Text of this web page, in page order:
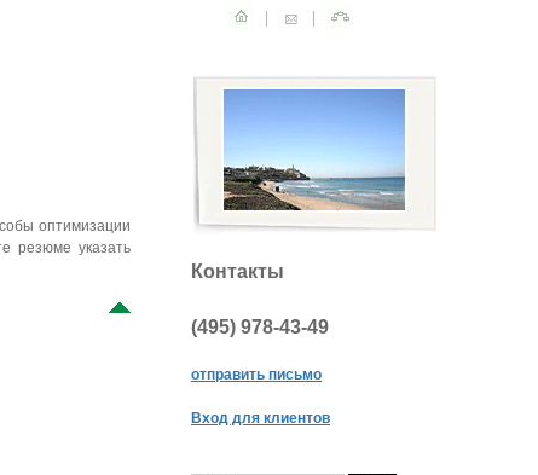
оптимизации
резюме указать
Контакты
(495) 978-43-49
отправить письмо
Вход для клиентов